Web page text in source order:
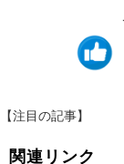
【注目の記事】
関連リンク